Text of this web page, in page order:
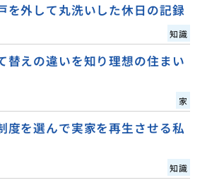
を外して丸洗いした休日の記録
知識
替えの違いを知り理想の住まい
家
度を選んで実家を再生させる私
知識